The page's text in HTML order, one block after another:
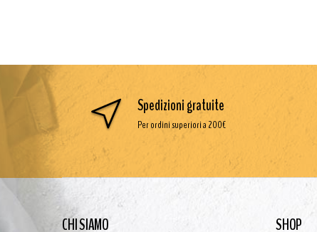
Spedizioni gratuite
Per ordini superiori a 200€
CHI SIAMO SHOP